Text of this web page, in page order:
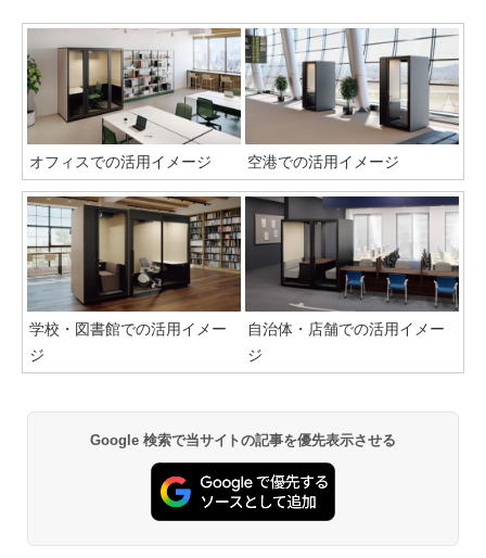
オフィスでの活用イメージ 空港での活用イメージ
学校・図書館での活用イメー
ジ
自治体・店舗での活用イメー
ジ
Google 検索で当サイトの記事を優先表示させる